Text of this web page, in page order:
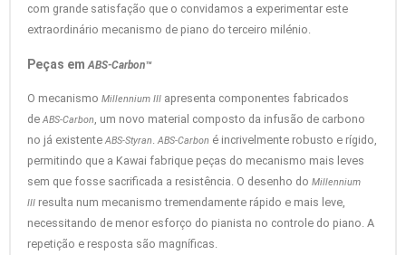
com grande satisfação que o convidamos a experimentar este
extraordinário mecanismo de piano do terceiro milénio.
Peças em ABS-Carbon™
O mecanismo Millennium III apresenta componentes fabricados
de ABS-Carbon, um novo material composto da infusão de carbono
no já existente ABS-Styran. ABS-Carbon é incrivelmente robusto e rígido,
permitindo que a Kawai fabrique peças do mecanismo mais leves
sem que fosse sacrificada a resistência. O desenho do Millennium
III resulta num mecanismo tremendamente rápido e mais leve,
necessitando de menor esforço do pianista no controle do piano. A
repetição e resposta são magníficas.